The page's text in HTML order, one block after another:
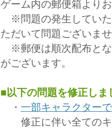
ゲーム内の郵便箱より
※問題の発生していた
ただいて問題ございま
※郵便は順次配布とな
がございます。
■以下の問題を修正しま
・ 一部キャラクター
修正に伴い全てのキ